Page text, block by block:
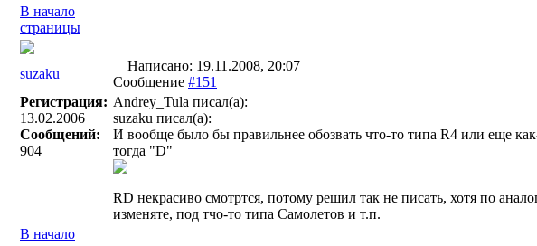
В начало
страницы
suzaku
Написано: 19.11.2008, 20:07
Сообщение #151
Регистрация:
13.02.2006
Сообщений:
904
Andrey_Tula писал(a):
suzaku писал(a):
И вообще было бы правильнее обозвать что-то типа R4 или еще
тогда "D"
RD некрасиво смотртся, потому решил так не писать, хотя по
изменяте, под тчо-то типа Самолетов и т.п.
В начало